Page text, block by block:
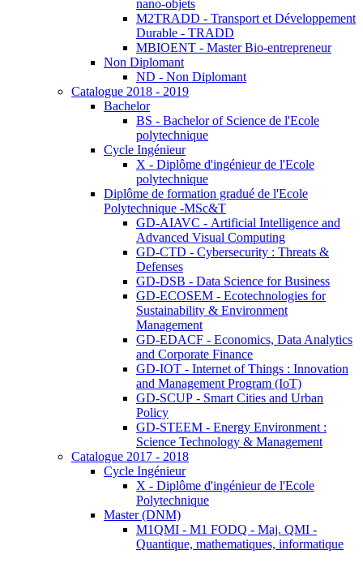
nano-objets
M2TRADD - Transport et Développement
Durable - TRADD
MBIOENT - Master Bio-entrepreneur
Non Diplomant
ND - Non Diplomant
Catalogue 2018 - 2019
Bachelor
BS - Bachelor of Science de l'Ecole
polytechnique
Cycle Ingénieur
X - Diplôme d'ingénieur de l'Ecole
polytechnique
Diplôme de formation gradué de l'Ecole
Polytechnique -MSc&T
GD-AIAVC - Artificial Intelligence and
Advanced Visual Computing
GD-CTD - Cybersecurity : Threats &
Defenses
GD-DSB - Data Science for Business
GD-ECOSEM - Ecotechnologies for
Sustainability & Environment
Management
GD-EDACF - Economics, Data Analytics
and Corporate Finance
GD-IOT - Internet of Things : Innovation
and Management Program (IoT)
GD-SCUP - Smart Cities and Urban
Policy
GD-STEEM - Energy Environment :
Science Technology & Management
Catalogue 2017 - 2018
Cycle Ingénieur
X - Diplôme d'ingénieur de l'Ecole
Polytechnique
Master (DNM)
M1QMI - M1 FODQ - Maj. QMI -
Quantique, mathematiques, informatique